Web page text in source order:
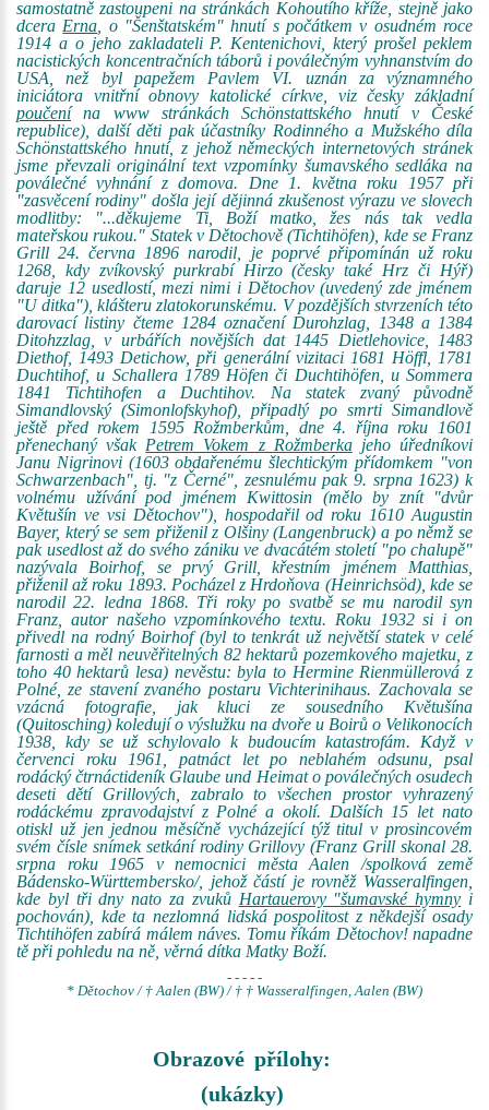
samostatně zastoupeni na stránkách Kohoutího kříže, stejně jako
dcera Erna , o "Šenštatském" hnutí s počátkem v osudném roce
1914 a o jeho zakladateli P. Kentenichovi, který prošel peklem
nacistických koncentračních táborů i poválečným vyhnanstvím do
USA, než byl papežem Pavlem VI. uznán za významného
iniciátora vnitřní obnovy katolické církve, viz česky základní
poučenína www stránkách Schönstattského hnutí v České
republice), další děti pak účastníky Rodinného a Mužského díla
Schönstattského hnutí, z jehož německých internetových stránek
jsme převzali originální text vzpomínky šumavského sedláka na
poválečné vyhnání z domova. Dne 1. května roku 1957 při
"zasvěcení rodiny" došla její dějinná zkušenost výrazu ve slovech
modlitby: "...děkujeme Ti, Boží matko, žes nás tak vedla
mateřskou rukou." Statek v Dětochově (Tichtihöfen), kde se Franz
Grill 24. června 1896 narodil, je poprvé připomínán už roku
1268, kdy zvíkovský purkrabí Hirzo (česky také Hrz či Hýř)
daruje 12 usedlostí, mezi nimi i Dětochov (uvedený zde jménem
"U ditka"), klášteru zlatokorunskému. V pozdějších stvrzeních této
darovací listiny čteme 1284 označení Durohzlag, 1348 a 1384
Ditohzzlag, v urbářích novějších dat 1445 Dietlehovice, 1483
Diethof, 1493 Detichow, při generální vizitaci 1681 Höffl, 1781
Duchtihof, u Schallera 1789 Höfen či Duchtihöfen, u Sommera
1841 Tichtihofen a Duchtihov. Na statek zvaný původně
Simandlovský (Simonlofskyhof), připadlý po smrti Simandlově
ještě před rokem 1595 Rožmberkům, dne 4. října roku 1601
přenechaný však Petrem Vokem z Rožmberkajeho úředníkovi
Janu Nigrinovi (1603 obdařenému šlechtickým přídomkem "von
Schwarzenbach", tj. "z Černé", zesnulému pak 9. srpna 1623) k
volnému užívání pod jménem Kwittosin (mělo by znít "dvůr
Květušín ve vsi Dětochov"), hospodařil od roku 1610 Augustin
Bayer, který se sem přiženil z Olšiny (Langenbruck) a po němž se
pak usedlost až do svého zániku ve dvacátém století "po chalupě"
nazývala Boirhof, se prvý Grill, křestním jménem Matthias,
přiženil až roku 1893. Pocházel z Hrdoňova (Heinrichsöd), kde se
narodil 22. ledna 1868. Tři roky po svatbě se mu narodil syn
Franz, autor našeho vzpomínkového textu. Roku 1932 si i on
přivedl na rodný Boirhof (byl to tenkrát už největší statek v celé
farnosti a měl neuvěřitelných 82 hektarů pozemkového majetku, z
toho 40 hektarů lesa) nevěstu: byla to Hermine Rienmüllerová z
Polné, ze stavení zvaného postaru Vichterinihaus. Zachovala se
vzácná fotografie, jak kluci ze sousedního Květušína
(Quitosching) koledují o výslužku na dvoře u Boirů o Velikonocích
1938, kdy se už schylovalo k budoucím katastrofám. Když v
červenci roku 1961, patnáct let po neblahém odsunu, psal
rodácký čtrnáctideník Glaube und Heimat o poválečných osudech
deseti dětí Grillových, zabralo to všechen prostor vyhrazený
rodáckému zpravodajství z Polné a okolí. Dalších 15 let nato
otiskl už jen jednou měsíčně vycházející týž titul v prosincovém
svém čísle snímek setkání rodiny Grillovy (Franz Grill skonal 28.
srpna roku 1965 v nemocnici města Aalen /spolková země
Bádensko-Württembersko/, jehož částí je rovněž Wasseralfingen,
kde byl tři dny nato za zvuků Hartauerovy "šumavské hymny i
pochován), kde ta nezlomná lidská pospolitost z někdejší osady
Tichtihöfen zabírá málem náves. Tomu říkám Dětochov! napadne
tě při pohledu na ně, věrná dítka Matky Boží.
- - - - -
* Dětochov / † Aalen (BW) / † † Wasseralfingen, Aalen (BW)
Obrazové přílohy:
(ukázky)